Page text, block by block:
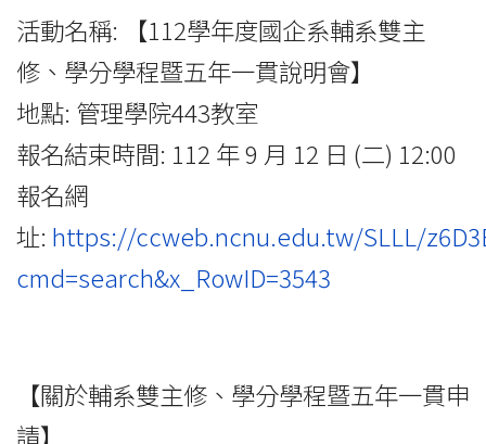
活動名稱: 【112學年度國企系輔系雙主
修、學分學程暨五年一貫說明會】
地點: 管理學院443教室
報名結束時間: 112 年 9 月 12 日 (二) 12:00
報名網
址: https://ccweb.ncnu.edu.tw/SLLL/
cmd=search&x_RowID=3543
【關於輔系雙主修、學分學程暨五年一貫申
請】